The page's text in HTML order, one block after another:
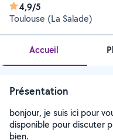
4,9/5
Toulouse (La Salade)
Accueil
Présentation
bonjour, je suis ici pour
disponible pour discuter
bien.